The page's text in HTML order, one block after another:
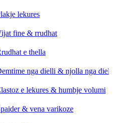
plakje lekures
vijat fine & rrudhat
rrudhat e thella
demtime nga dielli & njolla nga dielli
elastoz e lekures & humbje volumi
spaider & vena varikoze